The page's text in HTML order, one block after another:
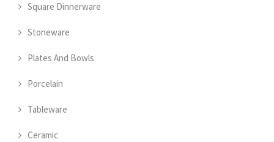
Square Dinnerware
Stoneware
Plates And Bowls
Porcelain
Tableware
Ceramic